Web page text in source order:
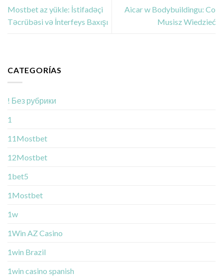
Mostbet az yükle: İstifadəçi
Təcrübəsi və İnterfeys Baxışı
Aicar w Bodybuildingu: Co
Musisz Wiedzieć
CATEGORÍAS
! Без рубрики
1
11Mostbet
12Mostbet
1bet5
1Mostbet
1w
1Win AZ Casino
1win Brazil
1win casino spanish